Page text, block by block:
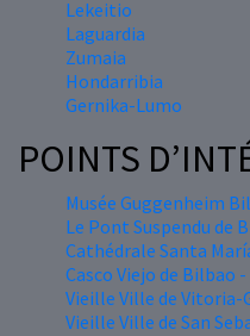
Lekeitio
Laguardia
Zumaia
Hondarribia
Gernika-Lumo
POINTS
Musée Guggenheim
Le Pont Suspendu de
Cathédrale Santa
Casco Viejo de Bilbao
Vieille Ville de Vitoria-
Vieille Ville de San